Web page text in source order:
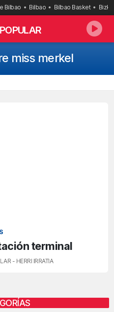
Bilbao Bilbao Bilbao Basket
miss merkel
terminal
- HERRI IRRATIA